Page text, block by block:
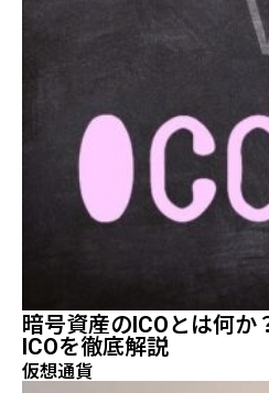
暗号資産のICOとは何か
ICOを徹底解説
仮想通貨